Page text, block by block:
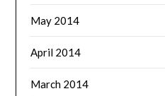
May 2014
April 2014
March 2014